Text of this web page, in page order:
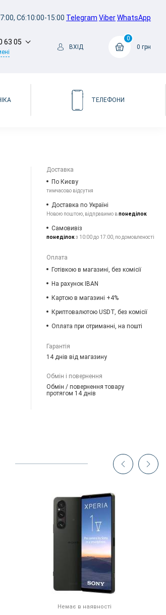
Сб:10:00-15:00 Telegram ViberWhatsApp
63 05
ВХІД
0
0 грн
ТЕЛЕФОНИ
Доставка
По Києву
тимчасово відсутня
Доставка по Україні
Новою поштою, відправимо впонеділок
Самовивіз
понеділокз 10:00 до 17:00, по домовленості
Оплата
Готівкою в магазині, без комісії
На рахунок IBAN
Картою в магазині +4%
Криптовалютою USDT, без комісії
Оплата при отриманні, на пошті
Гарантія
14 днів від магазину
Обмін і повернення
Обмін / повернення товару
протягом 14 днів
Немає в наявності